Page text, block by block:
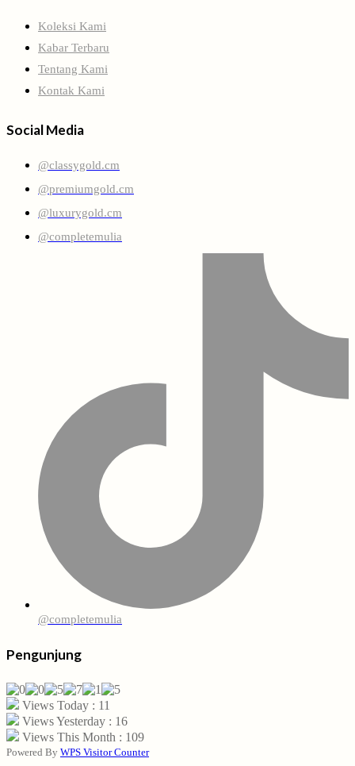
Koleksi Kami
Kabar Terbaru
Tentang Kami
Kontak Kami
Social Media
@classygold.cm
@premiumgold.cm
@luxurygold.cm
@completemulia
@completemulia
Pengunjung
Views Today : 11
Views Yesterday : 16
Views This Month : 109
Powered By WPS Visitor Counter